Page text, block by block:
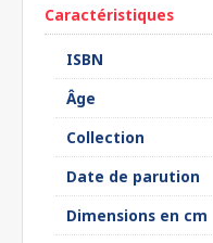
Caractéristiques
ISBN
Âge
Collection
Date de parution
Dimensions en cm